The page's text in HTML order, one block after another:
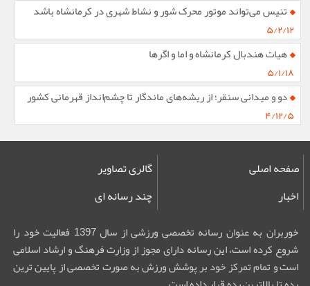
تنیس می‌تواند موتور محرک شور و نشاط شهری در کرمانشاه باشد
۵/۲/۱۲
هیات هندبال کرمانشاه و اما و اگرها
۵/۱/۱۸
دو و میدانی سنقر؛ از ریشه‌های ماندگار تا چشم‌انداز قهرمانی کشور
۴/۱۲/۵
صفحه اصلی
اخبار
گالری تصاویر
چند رسانه ای
خوربران به عنوان رسانه تخصصی ورزشی از سال 1397 فعالیت خود را
شروع کرده است، این رسانه دارای مجوز از وزارت فرهنگ و ارشاد اسلامی
است و تمام تمرکز خود بر پوشش ورزش به صورت تخصصی از پایین ترین